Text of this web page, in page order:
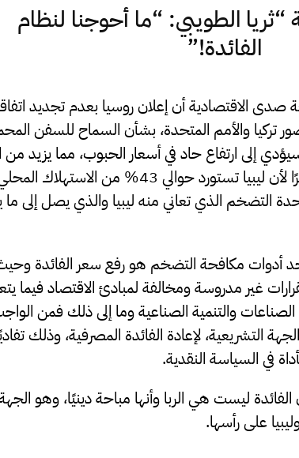
الطويبي: “ما أحوجنا لنظام
الفائدة!”
الاقتصادية أن إعلان روسيا بعدم تجديد
تركيا والأمم المتحدة، بشأن السماح للسفن
سيؤدي إلى ارتفاع حاد في أسعار الحبوب، مما يزيد
العالمي لجميع أنواع المواد الغذائية ونظرًا لأن ليبيا تستورد حوالي
التضخم الذي تعاني منه ليبيا والذي يصل إلى
أدوات مكافحة التضخم هو رفع سعر الفائدة وحيث
غير مدروسة ومخالفة لمبادئ الاقتصاد فيما
والتنمية الصناعية وما إلى ذلك فمن
التشريعية، لإعادة الفائدة المصرفية، وذلك
في السياسة النقدية.
ليست هي الربا وأنها مباحة دينيًا، وهو
على رأسها.